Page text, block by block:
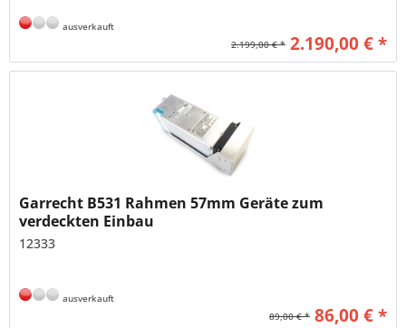
ausverkauft
2.199,00 € * 2.190,00 € *
Garrecht B531 Rahmen 57mm Geräte zum
verdeckten Einbau
12333
ausverkauft
89,00 € * 86,00 € *